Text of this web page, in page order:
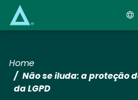
Home
Não se iluda: a proteção
da LGPD